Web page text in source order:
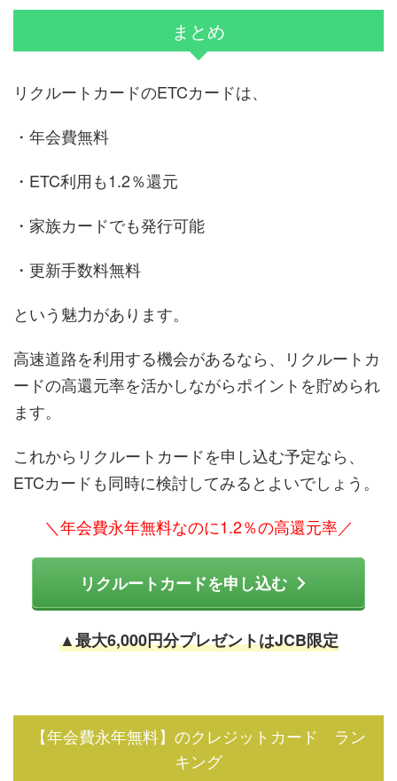
まとめ
リクルートカードのETCカードは、
・年会費無料
・ETC利用も1.2％還元
・家族カードでも発行可能
・更新手数料無料
という魅力があります。
高速道路を利用する機会があるなら、リクルートカ
ードの高還元率を活かしながらポイントを貯められ
ます。
これからリクルートカードを申し込む予定なら、
ETCカードも同時に検討してみるとよいでしょう。
＼年会費永年無料なのに1.2％の高還元率／
リクルートカードを申し込む
▲最大6,000円分プレゼントはJCB限定
【年会費永年無料】のクレジットカード ラン
キング